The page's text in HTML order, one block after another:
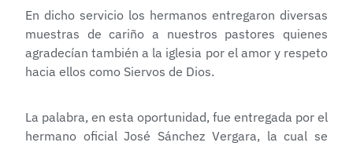
En dicho servicio los hermanos entregaron diversas
muestras de cariño a nuestros pastores quienes
agradecían también a la iglesia por el amor y respeto
hacia ellos como Siervos de Dios.
La palabra, en esta oportunidad, fue entregada por el
hermano oficial José Sánchez Vergara, la cual se